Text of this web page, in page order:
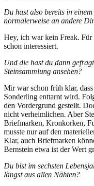
Du hast also bereits in
normalerweise an andere
Hey, ich war kein Freak.
schon interessiert.
Und die hast du dann
Steinsammlung ansehen?
Mir war schon früh klar,
Sonderling enttarnt wird.
den Vordergrund gestellt.
nicht verheimlichen. Aber
Briefmarken, Kronkorken,
musste nur auf den
Klar, auch Briefmarken
Bernstein etwa ist der Wert
Du bist im sechsten
längst aus allen Nähten?